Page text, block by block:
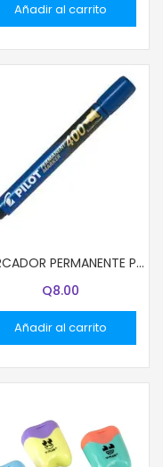
Añadir al carrito
MARCADOR PERMANENTE PILOT AZUL SCA-400
Q8.00
Añadir al carrito